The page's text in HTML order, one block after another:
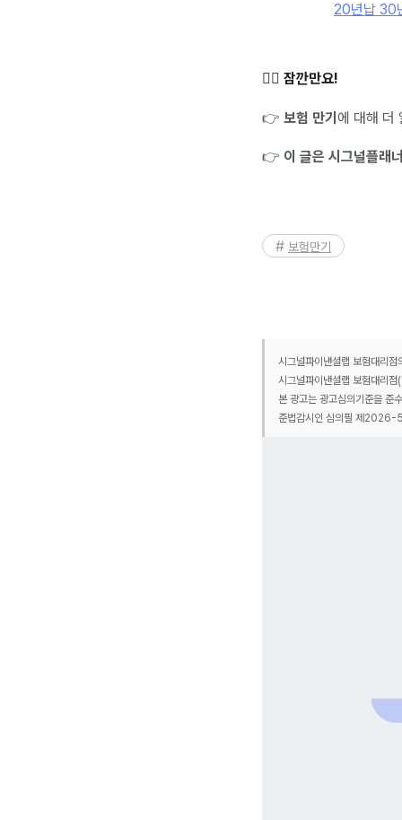
20년납 30
✋🏻 잠깐만요!
👉 보험 만기 에 대해 더
👉 이 글은 시그널플래
보험만기
시그널파이낸셜랩 보험대리
시그널파이낸셜랩 보험대
본 광고는 광고심의기준을 준
준법감시인 심의필 제